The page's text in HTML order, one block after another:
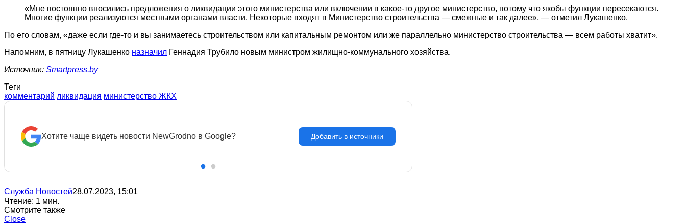
«Мне постоянно вносились предложения о ликвидации этого министерства или включении в какое-то другое министерство, потому что якобы функции пересекаются.
Многие функции реализуются местными органами власти. Некоторые входят в Министерство строительства — смежные и так далее», — отметил Лукашенко.
По его словам, «даже если где-то и вы занимаетесь строительством или капитальным ремонтом или же параллельно министерство строительства — всем работы хватит».
Напомним, в пятницу Лукашенко назначил Геннадия Трубило новым министром жилищно-коммунального хозяйства.
Источник: Smartpress.by
Теги
комментарий ликвидация министерство ЖКХ
Хотите чаще видеть новости NewGrodno в Google? Добавить в источники
Служба Новостей28.07.2023, 15:01
Чтение: 1 мин.
Смотрите также
Close